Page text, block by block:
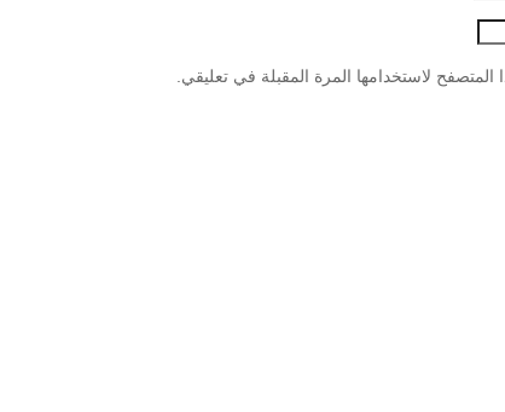
لاستخدامها المرة المقبلة في تعليقي.